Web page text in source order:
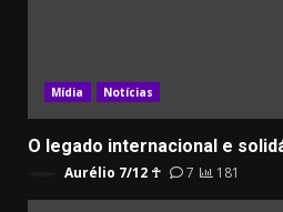
Mídia Notícias
O legado internacional e
Aurélio 7/12 ☥ 7 181